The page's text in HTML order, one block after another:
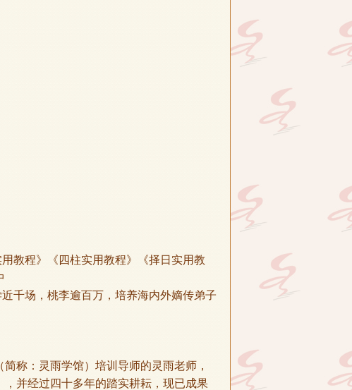
教程》《四柱实用教程》《择日实用教
千场，桃李逾百万，培养海内外嫡传弟子
称：灵雨学馆）培训导师的灵雨老师，
并经过四十多年的踏实耕耘，现已成果